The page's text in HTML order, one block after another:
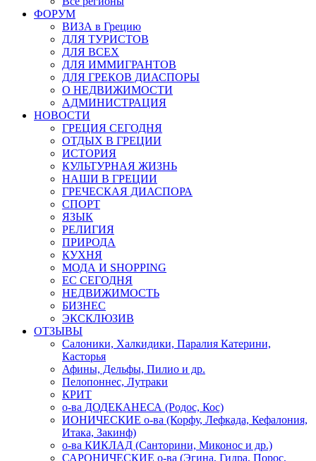
ФОРУМ
ВИЗА в Грецию
ДЛЯ ТУРИСТОВ
ДЛЯ ВСЕХ
ДЛЯ ИММИГРАНТОВ
ДЛЯ ГРЕКОВ ДИАСПОРЫ
О НЕДВИЖИМОСТИ
АДМИНИСТРАЦИЯ
НОВОСТИ
ГРЕЦИЯ СЕГОДНЯ
ОТДЫХ В ГРЕЦИИ
ИСТОРИЯ
КУЛЬТУРНАЯ ЖИЗНЬ
НАШИ В ГРЕЦИИ
ГРЕЧЕСКАЯ ДИАСПОРА
СПОРТ
ЯЗЫК
РЕЛИГИЯ
ПРИРОДА
КУХНЯ
МОДА И SHOPPING
ЕС СЕГОДНЯ
НЕДВИЖИМОСТЬ
БИЗНЕС
ЭКСКЛЮЗИВ
ОТЗЫВЫ
Салоники, Халкидики, Паралия Катерини,
Касторья
Афины, Дельфы, Пилио и др.
Пелопоннес, Лутраки
КРИТ
о-ва ДОДЕКАНЕСА (Родос, Кос)
ИОНИЧЕСКИЕ о-ва (Корфу, Лефкада, Кефалония,
Итака, Закинф)
о-ва КИКЛАД (Санторини, Миконос и др.)
САРОНИЧЕСКИЕ о-ва (Эгина, Гидра, Порос,